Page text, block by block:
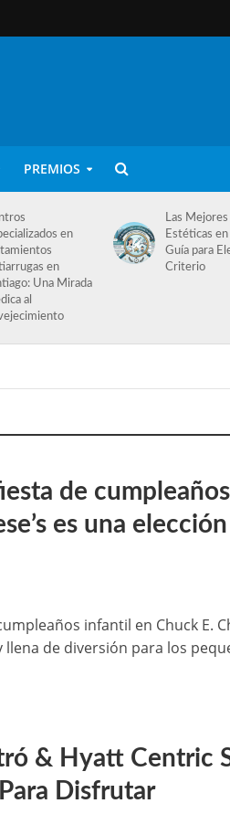
PREMIOS
en
en
Una Mirada
al
Las Mejores
Estéticas en
Guía para
Criterio
de
es una elección
infantil en Chuck E.
llena de diversión para los
& Hyatt Centric
Disfrutar